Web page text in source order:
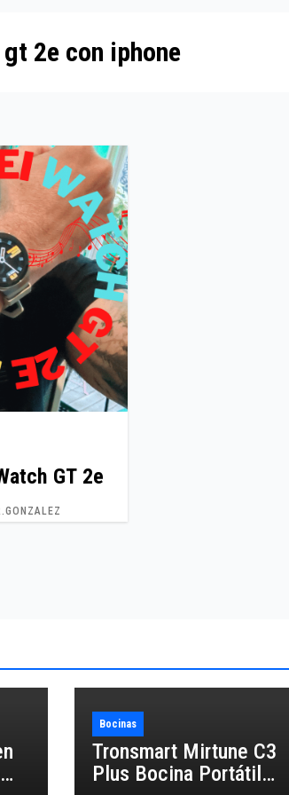
2e con iphone
GT 2e
Bocinas
Tronsmart Mirtune C3
Plus Bocina Portátil